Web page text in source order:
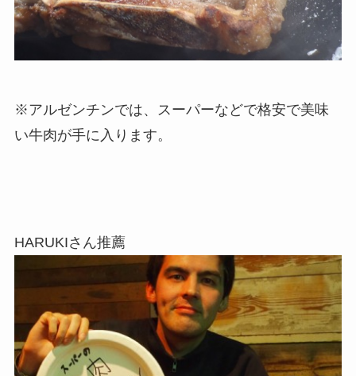
※アルゼンチンでは、スーパーなどで格安で美味
い牛肉が手に入ります。
HARUKIさん推薦